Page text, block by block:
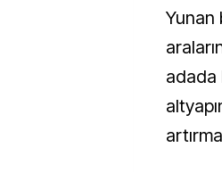
Yunan basınında yer alan haberlere göre,
adada